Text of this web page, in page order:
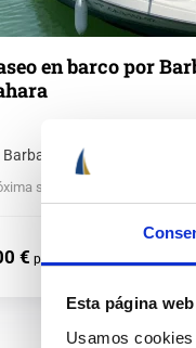
Esta página
Usamos
en barco por
Barbate, España
salida: 7 agosto · 55
€ por barco